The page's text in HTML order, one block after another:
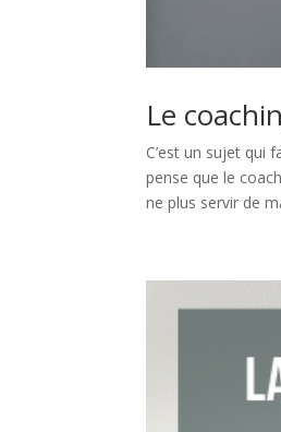
Le
C’est un sujet qui
pense que le
ne plus servir de